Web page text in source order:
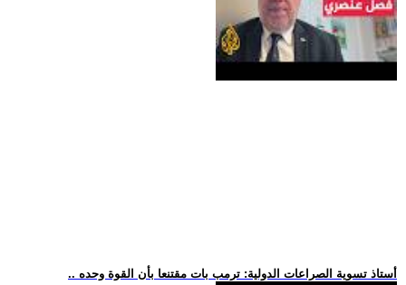
.. أستاذ تسوية الصراعات الدولية: ترمب بات مقتنعا بأن القوة وحده